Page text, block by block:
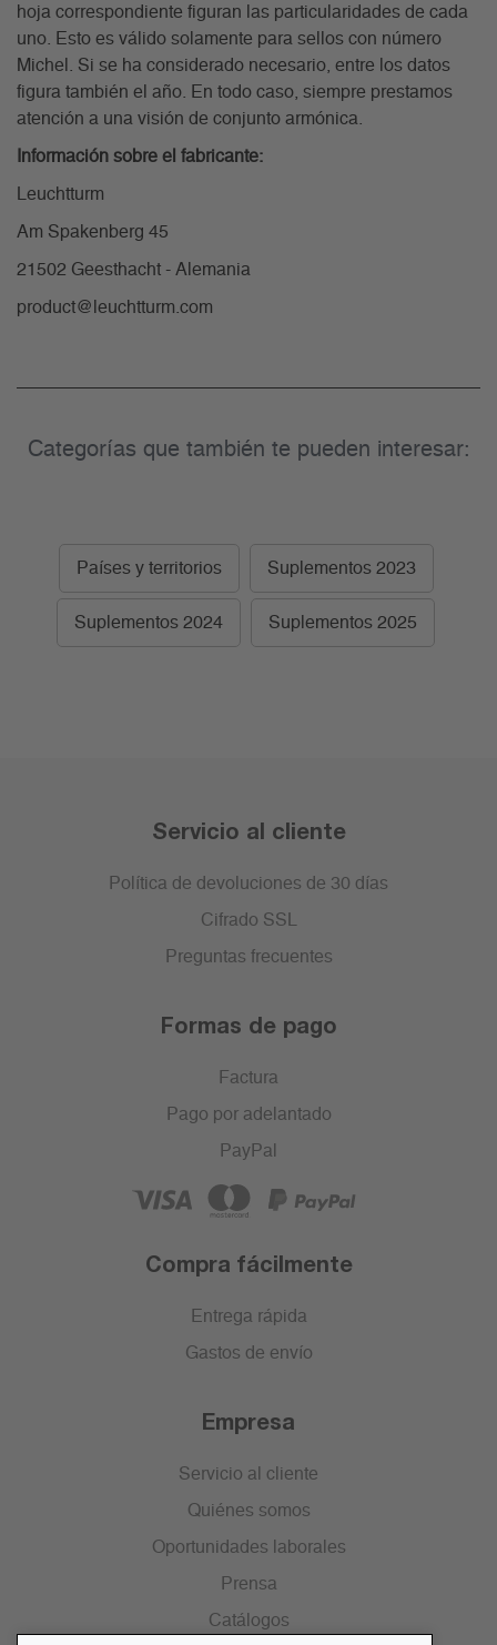
hoja correspondiente figuran las particularidades de cada
uno. Esto es válido solamente para sellos con número
Michel. Si se ha considerado necesario, entre los datos
figura también el año. En todo caso, siempre prestamos
atención a una visión de conjunto armónica.
Información sobre el fabricante:
Leuchtturm
Am Spakenberg 45
21502 Geesthacht - Alemania
product@leuchtturm.com
Categorías que también te pueden interesar:
Países y territorios Suplementos 2023
Suplementos 2024 Suplementos 2025
Servicio al cliente
Política de devoluciones de 30 días
Cifrado SSL
Preguntas frecuentes
Formas de pago
Factura
Pago por adelantado
PayPal
Compra fácilmente
Entrega rápida
Gastos de envío
Empresa
Servicio al cliente
Quiénes somos
Oportunidades laborales
Prensa
Catálogos